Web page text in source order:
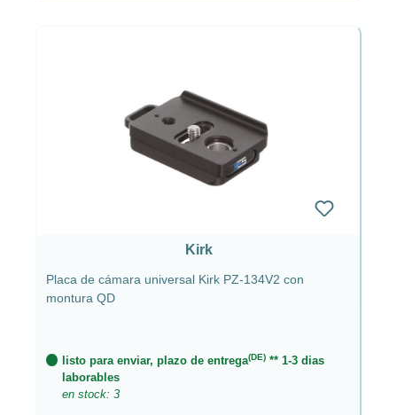
Kirk
Placa de cámara universal Kirk PZ-134V2 con
montura QD
listo para enviar, plazo de entrega(DE)** 1-3 dias
laborables
en stock: 3